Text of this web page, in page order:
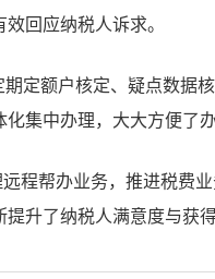
回应纳税人诉求。
定额户核定、疑点数据
集中办理，大大方便了办
程帮办业务，推进税费
升了纳税人满意度与获得